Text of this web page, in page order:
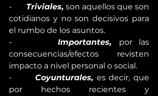
- Triviales, son aquellos que son
cotidianos y no son decisivos para
el rumbo de los asuntos.
- Importantes, por las
consecuencias/efectos revisten
impacto a nivel personal o social.
- Coyunturales, es decir, que
por hechos recientes y